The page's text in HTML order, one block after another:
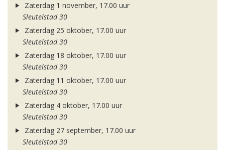
Zaterdag 1 november, 17.00 uur
Sleutelstad 30
Zaterdag 25 oktober, 17.00 uur
Sleutelstad 30
Zaterdag 18 oktober, 17.00 uur
Sleutelstad 30
Zaterdag 11 oktober, 17.00 uur
Sleutelstad 30
Zaterdag 4 oktober, 17.00 uur
Sleutelstad 30
Zaterdag 27 september, 17.00 uur
Sleutelstad 30